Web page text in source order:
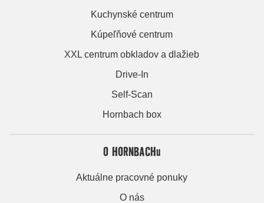
Kuchynské centrum
Kúpeľňové centrum
XXL centrum obkladov a dlažieb
Drive-In
Self-Scan
Hornbach box
O HORNBACHu
Aktuálne pracovné ponuky
O nás